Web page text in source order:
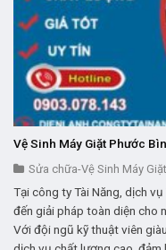
Vệ Sinh Máy Giặt Phước
Sửa chữa-Vệ Sinh Máy
Tại công ty Tài Năng, dịch
đến giải pháp toàn diện cho
Với đội ngũ kỹ thuật viên